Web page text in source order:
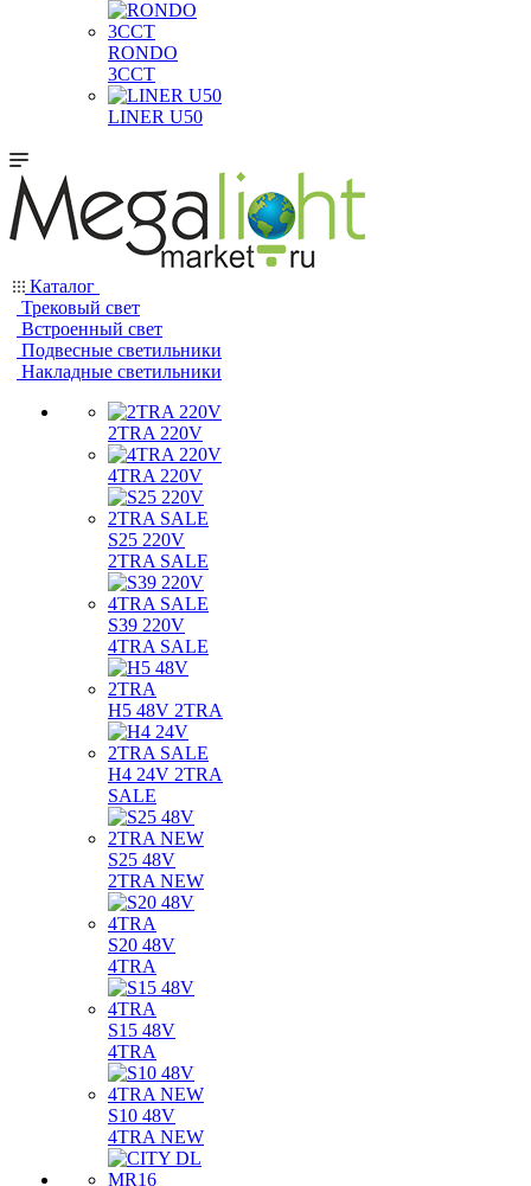
RONDO
3CCT
LINER U50
Каталог
Трековый свет
Встроенный свет
Подвесные светильники
Накладные светильники
2TRA 220V
4TRA 220V
S25 220V
2TRA SALE
S39 220V
4TRA SALE
H5 48V 2TRA
H4 24V 2TRA
SALE
S25 48V
2TRA NEW
S20 48V
4TRA
S15 48V
4TRA
S10 48V
4TRA NEW